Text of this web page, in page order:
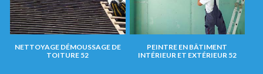
NETTOYAGE DÉMOUSSAGE DE
TOITURE 52
PEINTRE EN BÂTIMENT
INTÉRIEUR ET EXTÉRIEUR 52